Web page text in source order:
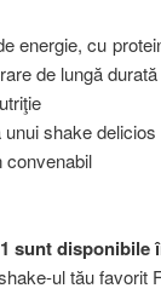
energie, cu
de lungă durată
shake
sunt disponibile
ul tău favorit